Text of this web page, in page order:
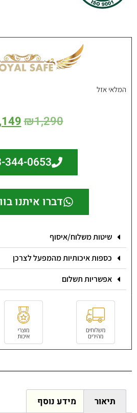
המלאי אזל
₪1,290
344-0653
דברו איתנו
שיטות משלוח/איסוף
כספות איכותיות מהמפעל לצרכן
אפשריות תשלום
תיאור מידע נוסף